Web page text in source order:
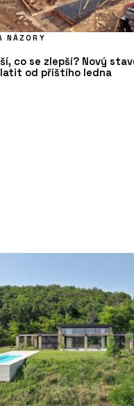
NÁZORY
co se zlepší? Nový
od příštího ledna